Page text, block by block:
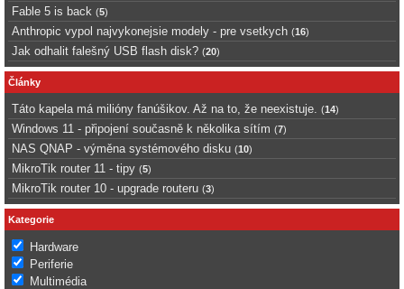
Fable 5 is back (5)
Anthropic vypol najvykonejsie modely - pre vsetkych (16)
Jak odhalit falešný USB flash disk? (20)
Články
Táto kapela má milióny fanúšikov. Až na to, že neexistuje. (14)
Windows 11 - připojení současně k několika sítím (7)
NAS QNAP - výměna systémového disku (10)
MikroTik router 11 - tipy (5)
MikroTik router 10 - upgrade routeru (3)
Kategorie
Hardware
Periferie
Multimédia